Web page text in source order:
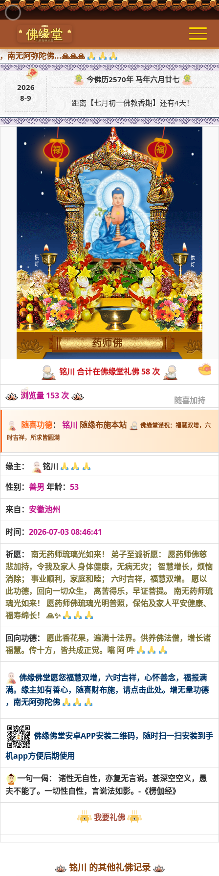
无阿弥陀佛...🙏🙏🙏
2026
8-9
今佛历2570年 马年六月廿七
距离【七月初一佛教香期】还有4天！
福
禄
药师佛
铭川 合计在佛缘堂礼佛 58 次
浏览量 153 次 随喜加持
随喜功德： 铭川 随缘布施本站
佛缘堂谨祝：福慧双增，六
时吉祥，所求皆圆满
缘主：
铭川
性别： 善男 年龄： 53
来自： 安徽池州
时间： 2026-07-03 08:46:41
祈愿：
南无药师琉璃光如来！ 弟子至诚祈愿： 愿药师佛慈
悲加持，令我及家人 身体健康，无病无灾； 智慧增长，烦恼
消除； 事业顺利，家庭和睦； 六时吉祥，福慧双增。 愿以
此功德，回向一切众生， 离苦得乐，早证菩提。 南无药师琉
璃光如来！ 愿药师佛琉璃光明普照，保佑及家人平安健康、
福寿绵长！ 🙏✨
回向功德： 愿此香花果，遍满十法界。供养佛法僧，增长诸
福慧。传十方，皆共成正觉。嗡 阿 吽
佛缘佛堂愿您福慧双增，六时吉祥，心怀善念，福报满
满。缘主如有善心，随喜财布施，请点击此处。增无量功德
，南无阿弥陀佛
佛缘佛堂安卓APP安装二维码，随时扫一扫安装到手
机app方便后期使用
一句一偈： 诸性无自性，亦复无言说。甚深空空义，愚
夫不能了。一切性自性，言说法如影。-《楞伽经》
我要礼佛
铭川 的其他礼佛记录